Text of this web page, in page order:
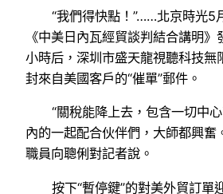
“我們得快點！”……北京時光5
《中美日內瓦經貿談判結合講明》
小時后，深圳市盛天龍視聽科技無
封來自美國客戶的“催單”郵件。
“關稅能降上去，包含一切中
內的一起配合伙伴們，大師都興奮
職員向聰俐對記者說。
按下“暫停鍵”的對美外貿訂單